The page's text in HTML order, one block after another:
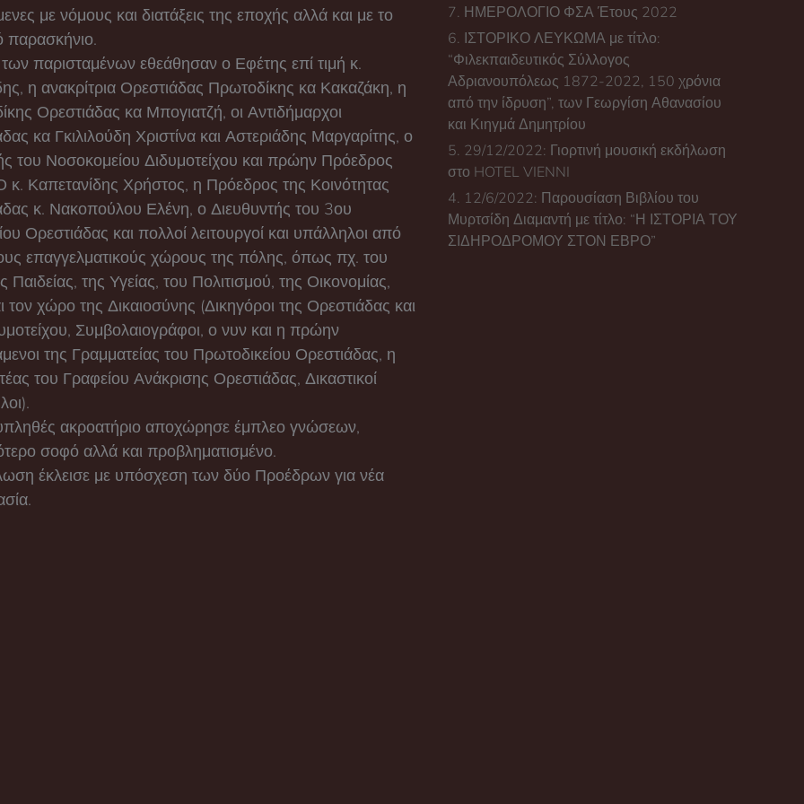
με νόμους και διατάξεις της εποχής αλλά και με το
παρασκήνιο.
παρισταμένων εθεάθησαν ο Εφέτης επί τιμή κ.
η ανακρίτρια Ορεστιάδας Πρωτοδίκης κα Κακαζάκη, η
Ορεστιάδας κα Μπογιατζή, οι Αντιδήμαρχοι
κα Γκιλιλούδη Χριστίνα και Αστεριάδης Μαργαρίτης, ο
του Νοσοκομείου Διδυμοτείχου και πρώην Πρόεδρος
κ. Καπετανίδης Χρήστος, η Πρόεδρος της Κοινότητας
κ. Νακοπούλου Ελένη, ο Διευθυντής του 3ου
Ορεστιάδας και πολλοί λειτουργοί και υπάλληλοι από
επαγγελματικούς χώρους της πόλης, όπως πχ. του
Παιδείας, της Υγείας, του Πολιτισμού, της Οικονομίας,
τον χώρο της Δικαιοσύνης (Δικηγόροι της Ορεστιάδας και
Συμβολαιογράφοι, ο νυν και η πρώην
της Γραμματείας του Πρωτοδικείου Ορεστιάδας, η
του Γραφείου Ανάκρισης Ορεστιάδας, Δικαστικοί
ακροατήριο αποχώρησε έμπλεο γνώσεων,
σοφό αλλά και προβληματισμένο.
έκλεισε με υπόσχεση των δύο Προέδρων για νέα
7. ΗΜΕΡΟΛΟΓΙΟ ΦΣΑ Έτους 2022
6. ΙΣΤΟΡΙΚΟ ΛΕΥΚΩΜΑ με τίτλο:
“Φιλεκπαιδευτικός Σύλλογος
Αδριανουπόλεως 1872-2022, 150 χρόνια
από την ίδρυση”, των Γεωργίση Αθανασίου
και Κιηγμά Δημητρίου
5. 29/12/2022: Γιορτινή μουσική εκδήλωση
στο HOTEL VIENNI
4. 12/6/2022: Παρουσίαση Βιβλίου του
Μυρτσίδη Διαμαντή με τίτλο: “Η ΙΣΤΟΡΙΑ ΤΟΥ
ΣΙΔΗΡΟΔΡΟΜΟΥ ΣΤΟΝ ΕΒΡΟ”